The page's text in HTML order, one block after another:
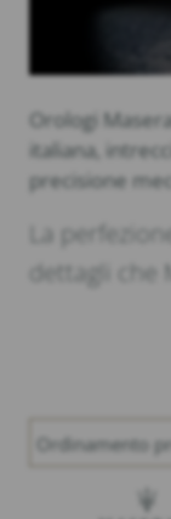
Orologi
italiana,
precisione
La
dettagli